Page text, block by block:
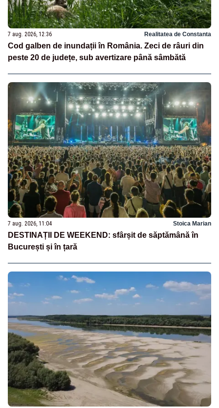
7 aug. 2026, 12:36 Realitatea de Constanta
Cod galben de inundații în România. Zeci de râuri din
peste 20 de județe, sub avertizare până sâmbătă
7 aug. 2026, 11:04 Stoica Marian
DESTINAȚII DE WEEKEND: sfârșit de săptămână în
București și în țară